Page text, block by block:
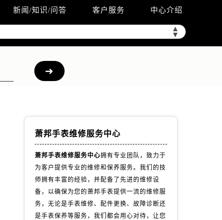
新闻/知识/问答 客户服务 中心介绍
▲
▼
萧邦手表维修服务中心
萧邦手表维修服务中心拥有专业团队，致力于
为客户提供专业的维修和保养服务。我们的技
师拥有丰富的经验，并配备了先进的维修设
备，以确保为您的萧邦手表提供一流的维修服
务，无论是手表维修、配件更换、故障诊断还
是手表保养等服务，我们都会用心对待，让您